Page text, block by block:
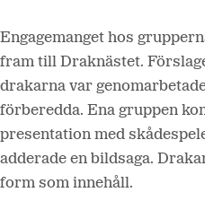
Engagemanget hos
fram till Draknästet.
drakarna var
förberedda. Ena gruppen
presentation med
adderade en bildsaga.
form som innehåll.